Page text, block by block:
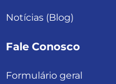
Notícias (Blog)
Fale Conosco
Formulário geral